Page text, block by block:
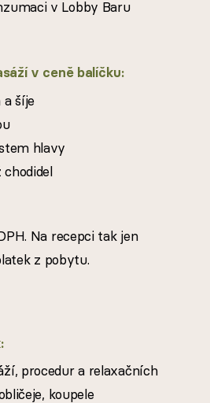
v Lobby Baru
v ceně balíčku:
a šíje
hlavy
Na recepci tak jen
z pobytu.
procedur a relaxačních
koupele